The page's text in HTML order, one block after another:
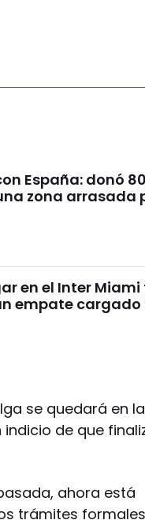
España: donó
zona arrasada
en el Inter Miami
empate cargado
se quedará en
de que
ahora está
trámites